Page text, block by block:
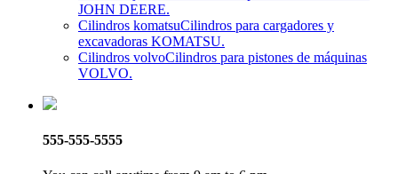
JOHN DEERE.
Cilindros komatsuCilindros para cargadores y
excavadoras KOMATSU.
Cilindros volvoCilindros para pistones de máquinas
VOLVO.
555-555-5555